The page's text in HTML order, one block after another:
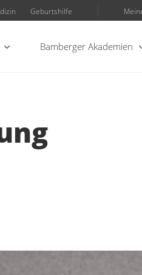
Geburtshilfe
Bamberger Akademien